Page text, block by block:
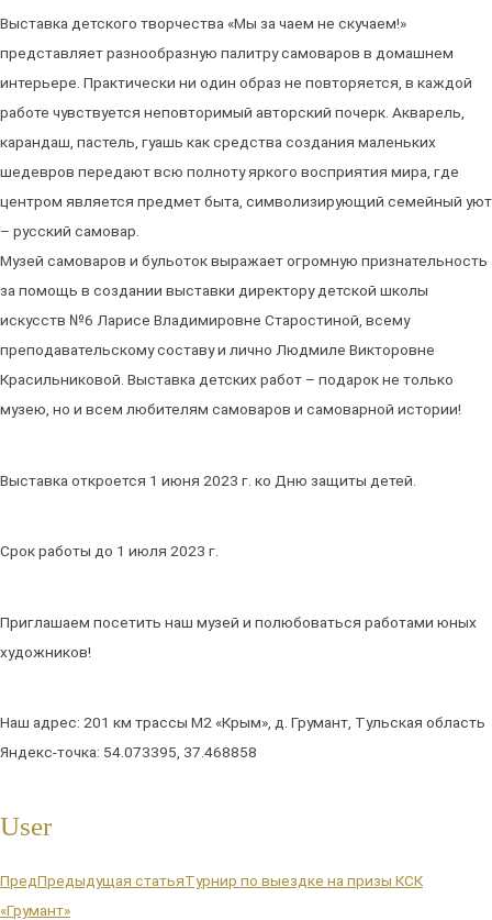
Выставка детского творчества «Мы за чаем не скучаем!»
представляет разнообразную палитру самоваров в домашнем
интерьере. Практически ни один образ не повторяется, в каждой
работе чувствуется неповторимый авторский почерк. Акварель,
карандаш, пастель, гуашь как средства создания маленьких
шедевров передают всю полноту яркого восприятия мира, где
центром является предмет быта, символизирующий семейный уют
– русский самовар.
Музей самоваров и бульоток выражает огромную признательность
за помощь в создании выставки директору детской школы
искусств №6 Ларисе Владимировне Старостиной, всему
преподавательскому составу и лично Людмиле Викторовне
Красильниковой. Выставка детских работ – подарок не только
музею, но и всем любителям самоваров и самоварной истории!
Выставка откроется 1 июня 2023 г. ко Дню защиты детей.
Срок работы до 1 июля 2023 г.
Приглашаем посетить наш музей и полюбоваться работами юных
художников!
Наш адрес: 201 км трассы М2 «Крым», д. Грумант, Тульская область
Яндекс-точка: 54.073395, 37.468858
User
ПредПредыдущая статьяТурнир по выездке на призы КСК
«Грумант»